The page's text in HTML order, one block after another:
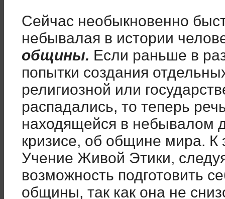
Сейчас необыкновенно
небывалая в истории
общины. Если раньше в
попытки создания
религиозной или
распадались, то теперь
находящейся в небывалом
кризисе, об общине мира.
Учение Живой Этики,
возможность подготовить
общины, так как она не